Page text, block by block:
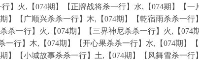
】火,【074期】【正牌战将杀一行】水,【074期】【
】【广顺兴杀杀一行】木,【074期】【乾宿雨杀杀一行
杀一行】火,【074期】【三界神尼杀杀一行】火,【074
一行】木,【074期】【开心果杀杀一行】水,【074期】
】【小城故事杀杀一行】土,【074期】【风舞雪杀一行